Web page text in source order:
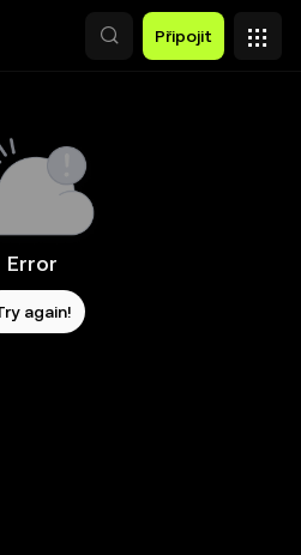
Připojit
Error
again!